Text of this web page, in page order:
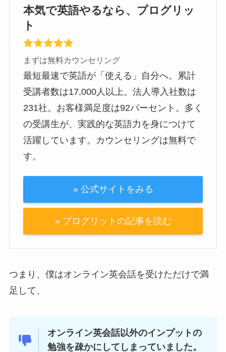
本気で英語やるなら、プログリッ
ト
まずは無料カウンセリング
最短最速で英語が「使える」自分へ。累計
受講者数は17,000人以上。法人導入社数は
231社。お客様満足度は92パーセント。多く
の受講生が、実践的な英語力を身につけて
活躍しています。カウンセリングは無料で
す。
» 公式サイトをみる
» プログリットの記事を読む
つまり、僕はオンライン英会話を受けただけで満
足して、
オンライン英会話以外のインプットの
勉強を疎かにしてしまっていました。